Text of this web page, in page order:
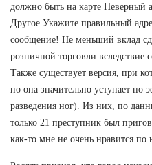
должно быть на карте Неверный
Другое Укажите правильный
сообщение! Не меньший вклад
розничной торговли вследствие
Также существует версия, при
но она значительно уступает по
разведения ног). Из них, по
только 21 преступник был
как-то мне не очень нравится по